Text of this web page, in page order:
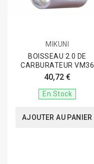
MIKUNI
BOISSEAU 2.0 DE
CARBURATEUR VM36
40,72 €
En Stock
AJOUTER AU PANIER